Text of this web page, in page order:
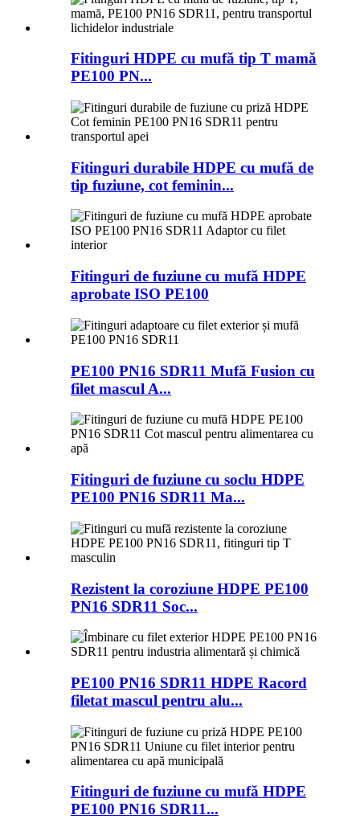
Fitinguri HDPE cu mufă tip T mamă
PE100 PN...
Fitinguri durabile HDPE cu mufă de
tip fuziune, cot feminin...
Fitinguri de fuziune cu mufă HDPE
aprobate ISO PE100
PE100 PN16 SDR11 Mufă Fusion cu
filet mascul A...
Fitinguri de fuziune cu soclu HDPE
PE100 PN16 SDR11 Ma...
Rezistent la coroziune HDPE PE100
PN16 SDR11 Soc...
PE100 PN16 SDR11 HDPE Racord
filetat mascul pentru alu...
Fitinguri de fuziune cu mufă HDPE
PE100 PN16 SDR11...